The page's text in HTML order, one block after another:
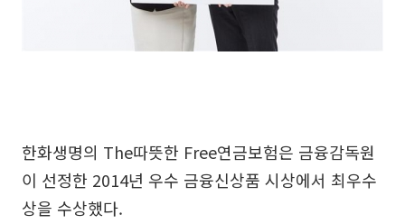
한화생명의 The따뜻한 Free연금보험은 금융감독원
이 선정한 2014년 우수 금융신상품 시상에서 최우수
상을 수상했다.